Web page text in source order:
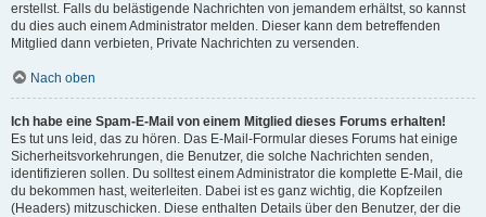
erstellst. Falls du belästigende Nachrichten von jemandem erhältst, so kannst
du dies auch einem Administrator melden. Dieser kann dem betreffenden
Mitglied dann verbieten, Private Nachrichten zu versenden.
Nach oben
Ich habe eine Spam-E-Mail von einem Mitglied dieses Forums erhalten!
Es tut uns leid, das zu hören. Das E-Mail-Formular dieses Forums hat einige
Sicherheitsvorkehrungen, die Benutzer, die solche Nachrichten senden,
identifizieren sollen. Du solltest einem Administrator die komplette E-Mail, die
du bekommen hast, weiterleiten. Dabei ist es ganz wichtig, die Kopfzeilen
(Headers) mitzuschicken. Diese enthalten Details über den Benutzer, der die